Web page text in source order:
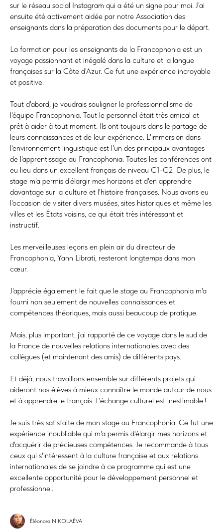
sur le réseau social Instagram qui a été un signe pour moi. J’ai
ensuite été activement aidée par notre Association des
enseignants dans la préparation des documents pour le départ.
La formation pour les enseignants de la Francophonia est un
voyage passionnant et inégalé dans la culture et la langue
françaises sur la Côte d'Azur. Ce fut une expérience incroyable
et positive.
Tout d'abord, je voudrais souligner le professionnalisme de
l'équipe Francophonia. Tout le personnel était très amical et
prêt à aider à tout moment. Ils ont toujours dans le partage de
leurs connaissances et de leur expérience. L'immersion dans
l'environnement linguistique est l'un des principaux avantages
de l'apprentissage au Francophonia. Toutes les conférences ont
eu lieu dans un excellent français de niveau C1-C2. De plus, le
stage m'a permis d'élargir mes horizons et d'en apprendre
davantage sur la culture et l'histoire françaises. Nous avons eu
l'occasion de visiter divers musées, sites historiques et même les
villes et les États voisins, ce qui était très intéressant et
instructif.
Les merveilleuses leçons en plein air du directeur de
Francophonia, Yann Librati, resteront longtemps dans mon
cœur.
J'apprécie également le fait que le stage au Francophonia m'a
fourni non seulement de nouvelles connaissances et
compétences théoriques, mais aussi beaucoup de pratique.
Mais, plus important, j'ai rapporté de ce voyage dans le sud de
la France de nouvelles relations internationales avec des
collègues (et maintenant des amis) de différents pays.
Et déjà, nous travaillons ensemble sur différents projets qui
aideront nos élèves à mieux connaître le monde autour de nous
et à apprendre le français. L'échange culturel est inestimable !
Je suis très satisfaite de mon stage au Francophonia. Ce fut une
expérience inoubliable qui m'a permis d'élargir mes horizons et
d'acquérir de précieuses compétences. Je recommande à tous
ceux qui s'intéressent à la culture française et aux relations
internationales de se joindre à ce programme qui est une
excellente opportunité pour le développement personnel et
professionnel.
Éléonora NIKOLAÉVA